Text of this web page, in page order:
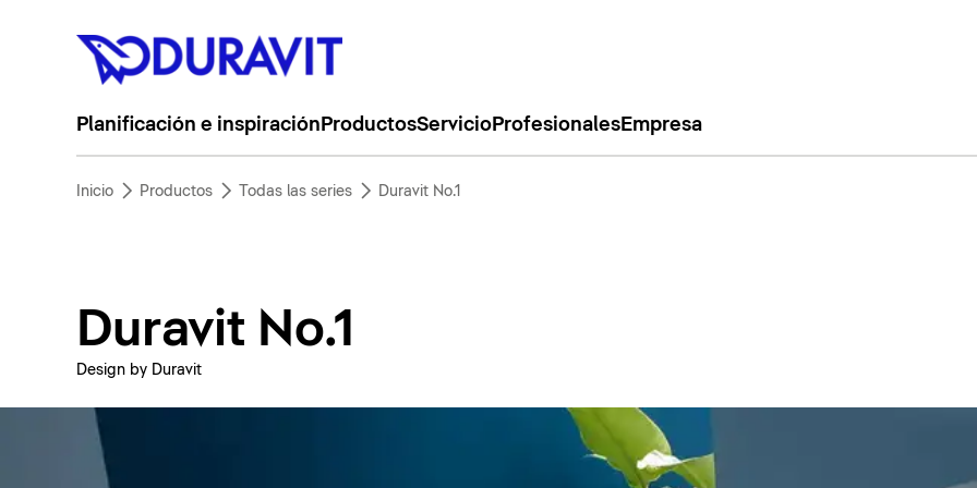
Planificación e inspiración ProductosServicioProfesionalesEmpresa
Inicio Productos Todas las series Duravit No.1
Duravit No.1
Design by Duravit